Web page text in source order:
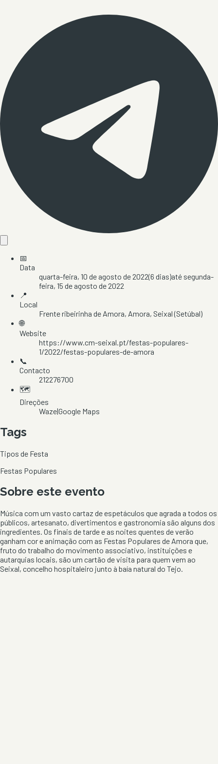
📅
Data
quarta-feira, 10 de agosto de 2022(6 dias)até segunda-
feira, 15 de agosto de 2022
📍
Local
Frente ribeirinha de Amora, Amora, Seixal(Setúbal)
🌐
Website
https://www.cm-seixal.pt/festas-populares-
1/2022/festas-populares-de-amora
📞
Contacto
212276700
🗺️
Direções
Waze|Google Maps
Tags
Tipos de Festa
Festas Populares
Sobre este evento
Música com um vasto cartaz de espetáculos que agrada a todos os
públicos, artesanato, divertimentos e gastronomia são alguns dos
ingredientes. Os finais de tarde e as noites quentes de verão
ganham cor e animação com as Festas Populares de Amora que,
fruto do trabalho do movimento associativo, instituições e
autarquias locais, são um cartão de visita para quem vem ao
Seixal, concelho hospitaleiro junto à baía natural do Tejo.